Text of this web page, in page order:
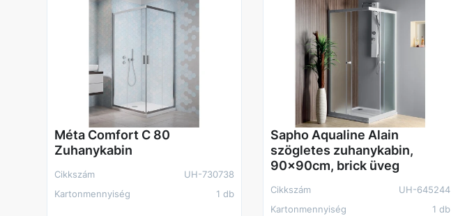
Méta Comfort C 80
Zuhanykabin
Cikkszám
UH-730738
Kartonmennyiség
1 db
Sapho Aqualine Alain
szögletes zuhanykabin,
90x90cm, brick üveg
Cikkszám
UH-645244
Kartonmennyiség
1 db